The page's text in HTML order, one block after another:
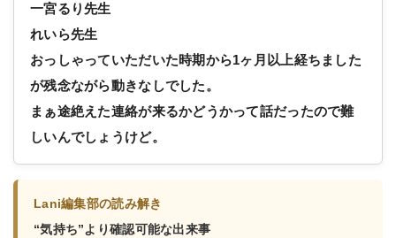
一宮るり先生
れいら先生
おっしゃっていただいた時期から1ヶ月以上経ちました
が残念ながら動きなしでした。
まぁ途絶えた連絡が来るかどうかって話だったので難
しいんでしょうけど。
Lani編集部の読み解き
“気持ち”より確認可能な出来事